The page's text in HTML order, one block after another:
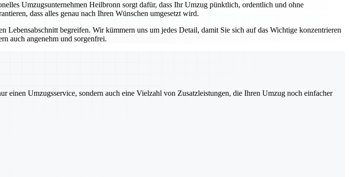
Umzugsunternehmen Heilbronn sorgt dafür, dass Ihr Umzug pünktlich, ordentlich und ohne
dass alles genau nach Ihren Wünschen umgesetzt wird.
begreifen. Wir kümmern uns um jedes Detail, damit Sie sich auf das Wichtige konzentrieren
auch angenehm und sorgenfrei.
Umzugsservice, sondern auch eine Vielzahl von Zusatzleistungen, die Ihren Umzug noch einfacher